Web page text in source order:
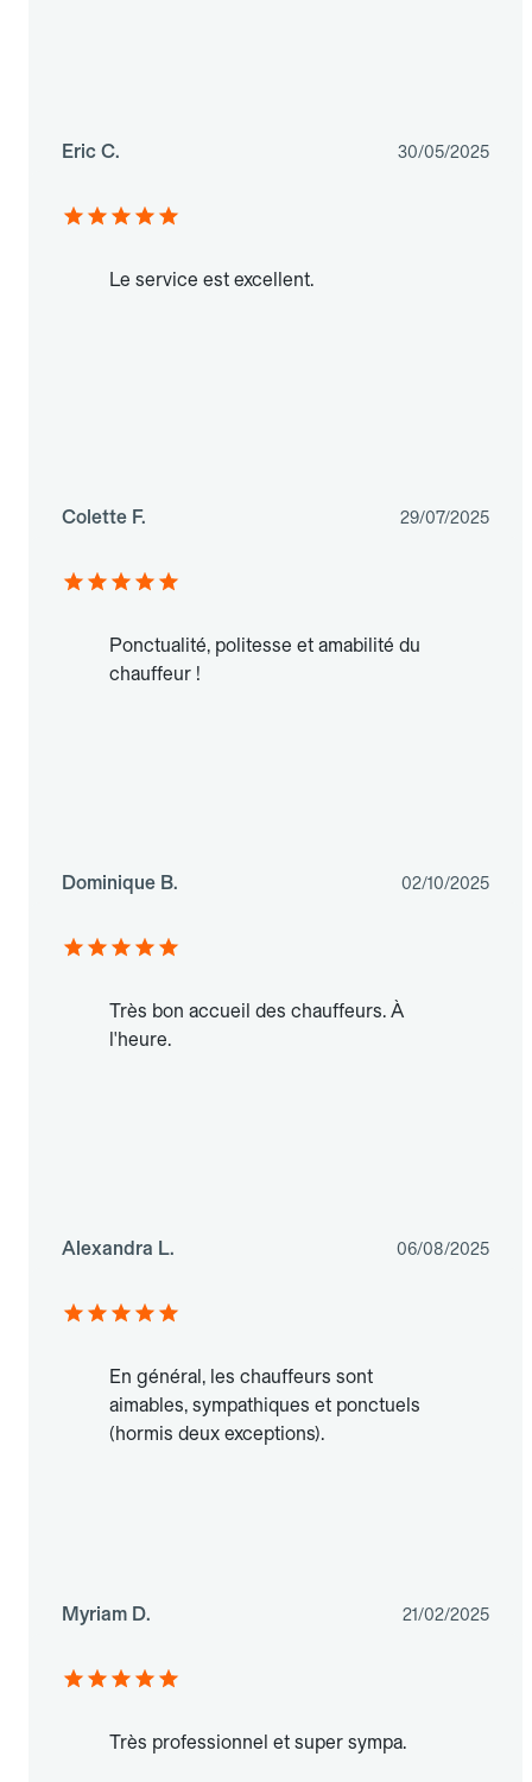
Eric C. 30/05/2025
Le service est excellent.
Colette F. 29/07/2025
Ponctualité, politesse et amabilité du
chauffeur !
Dominique B. 02/10/2025
Très bon accueil des chauffeurs. À
l'heure.
Alexandra L. 06/08/2025
En général, les chauffeurs sont
aimables, sympathiques et ponctuels
(hormis deux exceptions).
Myriam D. 21/02/2025
Très professionnel et super sympa.